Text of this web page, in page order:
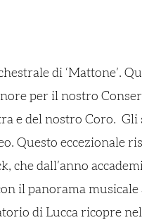
di ‘Mattone’.
per il nostro
e del nostro Coro.
Questo eccezionale
che dall’anno
il panorama musicale
di Lucca ricopre